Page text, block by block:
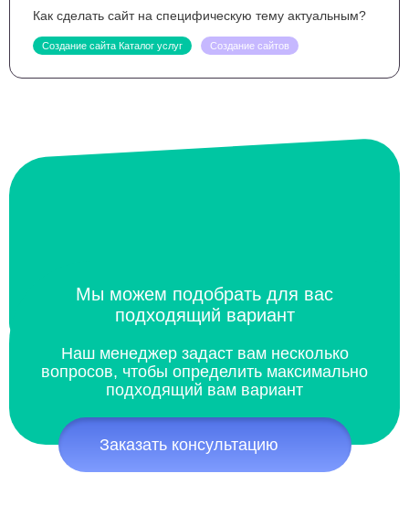
Как сделать сайт на специфическую тему актуальным?
Создание сайта Каталог услуг Создание сайтов
Мы можем подобрать для вас
подходящий вариант
Наш менеджер задаст вам несколько
вопросов, чтобы определить максимально
подходящий вам вариант
Заказать консультацию